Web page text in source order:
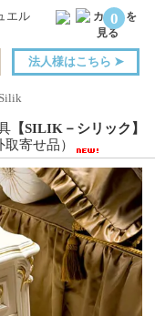
0
法人様はこちら ➤
【SILIK－シリック】
寄せ品）